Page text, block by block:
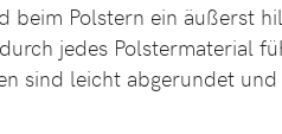
Polstern ein äußerst
jedes Polstermaterial
sind leicht abgerundet